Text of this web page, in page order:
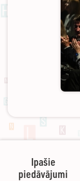
Ipašie
piedāvājumi